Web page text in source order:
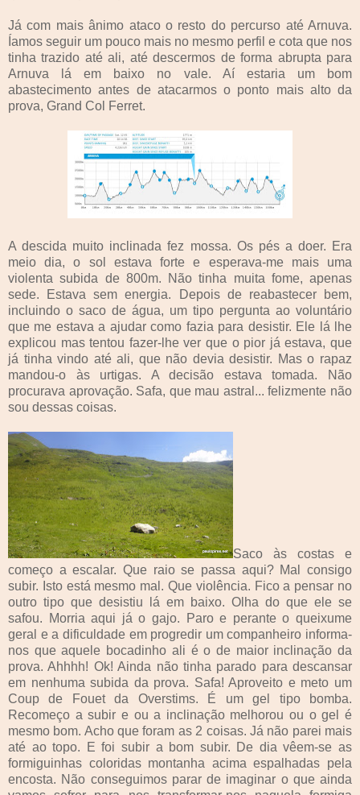
Já com mais ânimo ataco o resto do percurso até Arnuva.
Íamos seguir um pouco mais no mesmo perfil e cota que nos
tinha trazido até ali, até descermos de forma abrupta para
Arnuva lá em baixo no vale. Aí estaria um bom
abastecimento antes de atacarmos o ponto mais alto da
prova, Grand Col Ferret.
A descida muito inclinada fez mossa. Os pés a doer. Era
meio dia, o sol estava forte e esperava-me mais uma
violenta subida de 800m. Não tinha muita fome, apenas
sede. Estava sem energia. Depois de reabastecer bem,
incluindo o saco de água, um tipo pergunta ao voluntário
que me estava a ajudar como fazia para desistir. Ele lá lhe
explicou mas tentou fazer-lhe ver que o pior já estava, que
já tinha vindo até ali, que não devia desistir. Mas o rapaz
mandou-o às urtigas. A decisão estava tomada. Não
procurava aprovação. Safa, que mau astral... felizmente não
sou dessas coisas.
Saco às costas e
começo a escalar. Que raio se passa aqui? Mal consigo
subir. Isto está mesmo mal. Que violência. Fico a pensar no
outro tipo que desistiu lá em baixo. Olha do que ele se
safou. Morria aqui já o gajo. Paro e perante o queixume
geral e a dificuldade em progredir um companheiro informa-
nos que aquele bocadinho ali é o de maior inclinação da
prova. Ahhhh! Ok! Ainda não tinha parado para descansar
em nenhuma subida da prova. Safa! Aproveito e meto um
Coup de Fouet da Overstims. É um gel tipo bomba.
Recomeço a subir e ou a inclinação melhorou ou o gel é
mesmo bom. Acho que foram as 2 coisas. Já não parei mais
até ao topo. E foi subir a bom subir. De dia vêem-se as
formiguinhas coloridas montanha acima espalhadas pela
encosta. Não conseguimos parar de imaginar o que ainda